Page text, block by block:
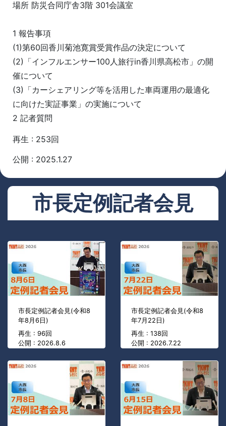
場所 防災合同庁舎3階 301会議室
1 報告事項
(1)第60回香川菊池寛賞受賞作品の決定について
(2)「インフルエンサー100人旅行in香川県高松市」の開
催について
(3)「カーシェアリング等を活用した車両運用の最適化
に向けた実証事業」の実施について
2 記者質問
再生 : 253回
公開 : 2025.1.27
市長定例記者会見
市長定例記者会見(令和8
年8月6日)
再生 : 96回
公開 : 2026.8.6
市長定例記者会見(令和8
年7月22日)
再生 : 138回
公開 : 2026.7.22